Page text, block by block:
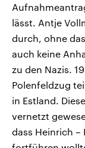
lässt. Antje
durch, ohne
auch keine
zu den Nazis.
Polenfeldzug
in Estland.
vernetzt
dass Heinrich –